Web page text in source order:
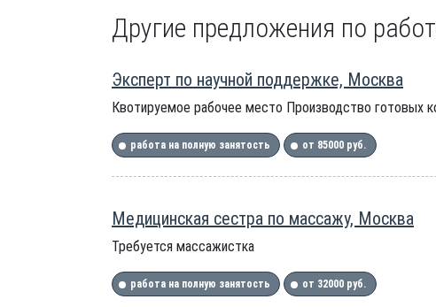
Другие предложения по
Эксперт по научной поддержке, Москва
Квотируемое рабочее место Производство готовых
работа на полную занятость от 85000 руб.
Медицинская сестра по массажу, Москва
Требуется массажистка
работа на полную занятость от 32000 руб.